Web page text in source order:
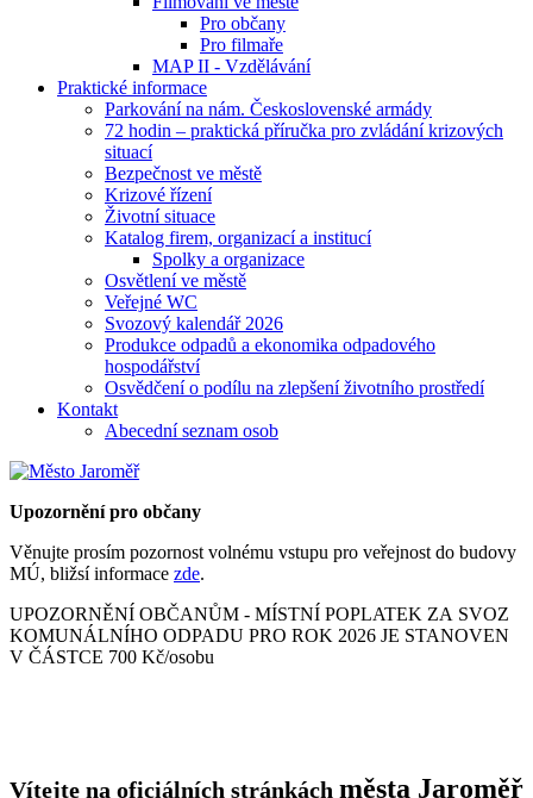
Pro občany
Pro filmaře
MAP II - Vzdělávání
Praktické informace
Parkování na nám. Československé armády
72 hodin – praktická příručka pro zvládání krizových
situací
Bezpečnost ve městě
Krizové řízení
Životní situace
Katalog firem, organizací a institucí
Spolky a organizace
Osvětlení ve městě
Veřejné WC
Svozový kalendář 2026
Produkce odpadů a ekonomika odpadového
hospodářství
Osvědčení o podílu na zlepšení životního prostředí
Kontakt
Abecední seznam osob
Upozornění pro občany
Věnujte prosím pozornost volnému vstupu pro veřejnost do budovy
MÚ, bližsí informace zde.
UPOZORNĚNÍ OBČANŮM - MÍSTNÍ POPLATEK ZA SVOZ
KOMUNÁLNÍHO ODPADU PRO ROK 2026 JE STANOVEN
V ČÁSTCE 700 Kč/osobu
Vítejte na oficiálních stránkách města Jaroměř